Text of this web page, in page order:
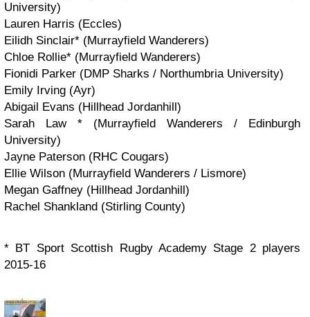
University)
Lauren Harris (Eccles)
Eilidh Sinclair* (Murrayfield Wanderers)
Chloe Rollie* (Murrayfield Wanderers)
Fionidi Parker (DMP Sharks / Northumbria University)
Emily Irving (Ayr)
Abigail Evans (Hillhead Jordanhill)
Sarah Law * (Murrayfield Wanderers / Edinburgh
University)
Jayne Paterson (RHC Cougars)
Ellie Wilson (Murrayfield Wanderers / Lismore)
Megan Gaffney (Hillhead Jordanhill)
Rachel Shankland (Stirling County)
* BT Sport Scottish Rugby Academy Stage 2 players
2015-16